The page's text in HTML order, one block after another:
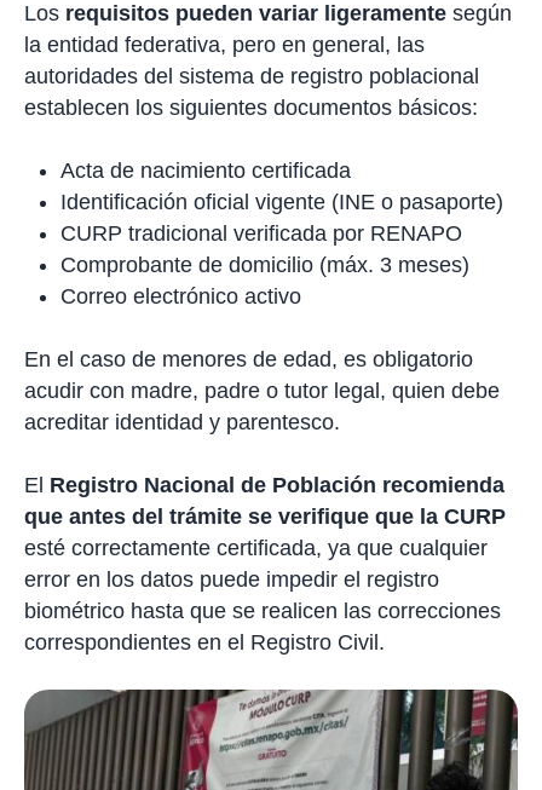
Los requisitos pueden variar ligeramente según
la entidad federativa, pero en general, las
autoridades del sistema de registro poblacional
establecen los siguientes documentos básicos:
Acta de nacimiento certificada
Identificación oficial vigente (INE o pasaporte)
CURP tradicional verificada por RENAPO
Comprobante de domicilio (máx. 3 meses)
Correo electrónico activo
En el caso de menores de edad, es obligatorio
acudir con madre, padre o tutor legal, quien debe
acreditar identidad y parentesco.
El Registro Nacional de Población recomienda
que antes del trámite se verifique que la CURP
esté correctamente certificada, ya que cualquier
error en los datos puede impedir el registro
biométrico hasta que se realicen las correcciones
correspondientes en el Registro Civil.